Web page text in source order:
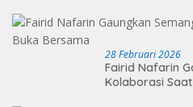
28 Februari 2026
Fairid Nafarin
Kolaborasi